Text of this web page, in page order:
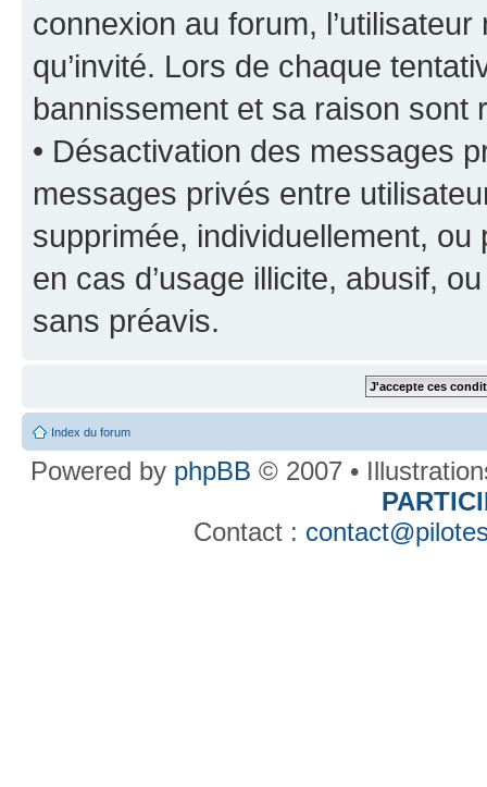
connexion au forum,
qu’invité. Lors de chaque
bannissement et sa raison sont
• Désactivation des messages
messages privés entre
supprimée, individuellement, ou
en cas d’usage illicite, abusif,
sans préavis.
Index du forum
Powered by phpBB © 2007 •
Contact :